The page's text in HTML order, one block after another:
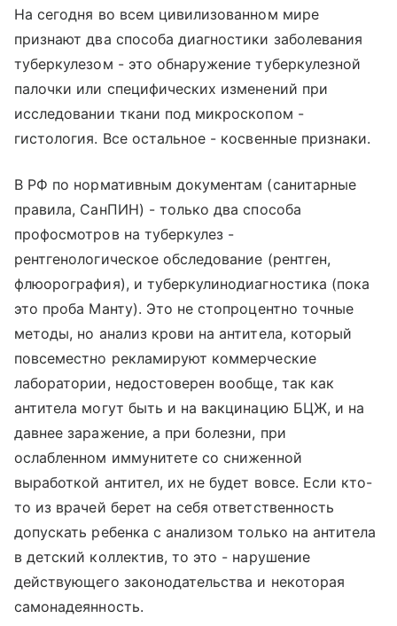
На сегодня во всем цивилизованном мире
признают два способа диагностики заболевания
туберкулезом - это обнаружение туберкулезной
палочки или специфических изменений при
исследовании ткани под микроскопом -
гистология. Все остальное - косвенные признаки.
В РФ по нормативным документам (санитарные
правила, СанПИН) - только два способа
профосмотров на туберкулез -
рентгенологическое обследование (рентген,
флюорография), и туберкулинодиагностика (пока
это проба Манту). Это не стопроцентно точные
методы, но анализ крови на антитела, который
повсеместно рекламируют коммерческие
лаборатории, недостоверен вообще, так как
антитела могут быть и на вакцинацию БЦЖ, и на
давнее заражение, а при болезни, при
ослабленном иммунитете со сниженной
выработкой антител, их не будет вовсе. Если кто-
то из врачей берет на себя ответственность
допускать ребенка с анализом только на антитела
в детский коллектив, то это - нарушение
действующего законодательства и некоторая
самонадеянность.